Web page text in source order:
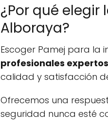
¿Por qué
Alboraya?
Escoger Pamej para la
profesionales expertos
calidad y satisfacción
Ofrecemos una
seguridad nunca esté